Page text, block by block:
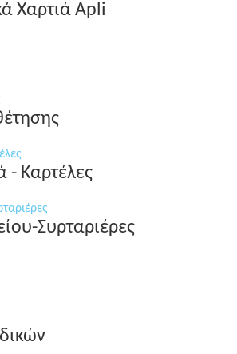
Χαρτιά Apli
- Καρτέλες
Συρταριέρες